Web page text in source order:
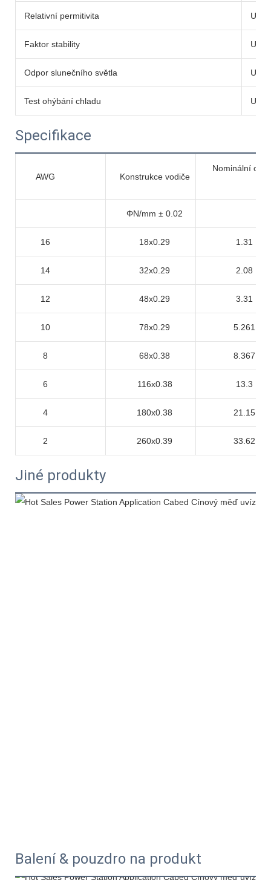
Relativní permitivita
Faktor stability
Odpor slunečního světla
Test ohýbání chladu
Specifikace
AWG Konstrukce vodiče
Nominální
ΦN/mm ± 0.02
16 18x0.29 1.31
14 32x0.29 2.08
12 48x0.29 3.31
10 78x0.29 5.261
8 68x0.38 8.367
6 116x0.38 13.3
4 180x0.38 21.15
2 260x0.39 33.62
Jiné produkty
Balení & pouzdro na produkt